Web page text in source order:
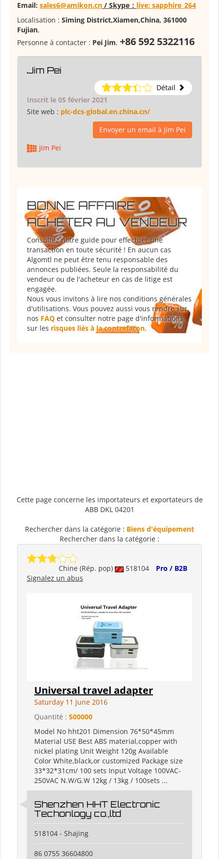
Email: sales6@amikon.cn / Skype： live: sapphire_264
Localisation : Siming District,Xiamen,China, 361000
Fujian,
Personne à contacter : Pei Jim, +86 592 5322116
Jim Pei
Détail
Inscrit le 05 février 2021
Site web : plc-dcs-global.en.china.cn/
Envoyer un email à Jim Pei
Jim Pei
BONNE AFFAIRE :
ACHETER AU VENDEUR
Consultez notre guide pour effectuer une
transaction en toute sécurité ! En aucun cas
Algomtl ne peut être tenu responsable des
annonces publiées. Seule la responsabilité du
vendeur ou de l'acheteur en cas de litige est
engagée.
Nous vous invitons à lire nos conditions générales
d'utilisations. Vous pouvez aussi vous rendre sur
nos FAQ et consulter notre page d'informations
sur les risques liés à la contrefaçon.
Cette page concerne les importateurs et exportateurs de
ABB DKL 04201
Rechercher dans la catégorie : Biens d'équipement
Rechercher dans la catégorie :
Chine (Rép. pop) 518104
Pro / B2B
Signalez un abus
Universal travel adapter
Saturday 11 June 2016
Quantité : 500000
Model No hht201 Dimension 76*50*45mm
Material USE Best ABS material,copper with
nickel plating Unit Weight 120g Available
Color White,black,or customized Package size
33*32*31cm/ 100 sets Input Voltage 100VAC-
250VAC N.W/G.W 12kg / 13kg / 100sets ...
Shenzhen HHT Electronic
Techonlogy co.,ltd
518104 - Shajing
86 0755 36604800